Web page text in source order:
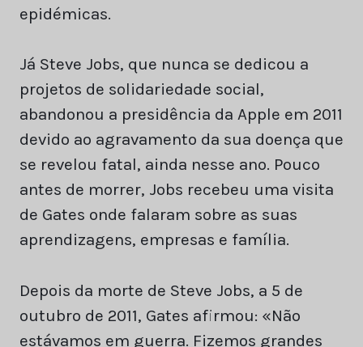
epidémicas.
Já Steve Jobs, que nunca se dedicou a
projetos de solidariedade social,
abandonou a presidência da Apple em 2011
devido ao agravamento da sua doença que
se revelou fatal, ainda nesse ano. Pouco
antes de morrer, Jobs recebeu uma visita
de Gates onde falaram sobre as suas
aprendizagens, empresas e família.
Depois da morte de Steve Jobs, a 5 de
outubro de 2011, Gates afirmou: «Não
estávamos em guerra. Fizemos grandes